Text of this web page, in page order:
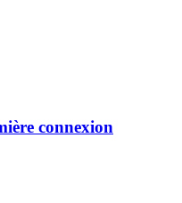
connexion